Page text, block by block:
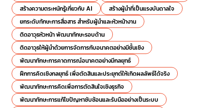
สร้างความตระหนักรู้เกี่ยวกับ AI
สร้างผู้นำที่เป็นแรงบันดาลใจ
ยกระดับทักษะการสื่อสาร สำหรับผู้นำและหัวหน้างาน
ติดอาวุธหัวหน้า พัฒนาทักษะรอบด้าน
ติดอาวุธให้ผู้นำด้วยการจัดการกับอนาคตอย่างมีชั้นเชิง
พัฒนาทักษะการคาดการณ์อนาคตอย่างมีกลยุทธ์
ฝึกการคิดเชิงกลยุทธ์ เพื่อตัดสินและประยุกต์ให้เกิดผลลัพธ์ได้จริง
พัฒนาทักษะการคิดเพื่อการตัดสินใจเชิงธุรกิจ
พัฒนาทักษะการแก้ไขปัญหาซับซ้อนและรับมืออย่างเป็นระบบ